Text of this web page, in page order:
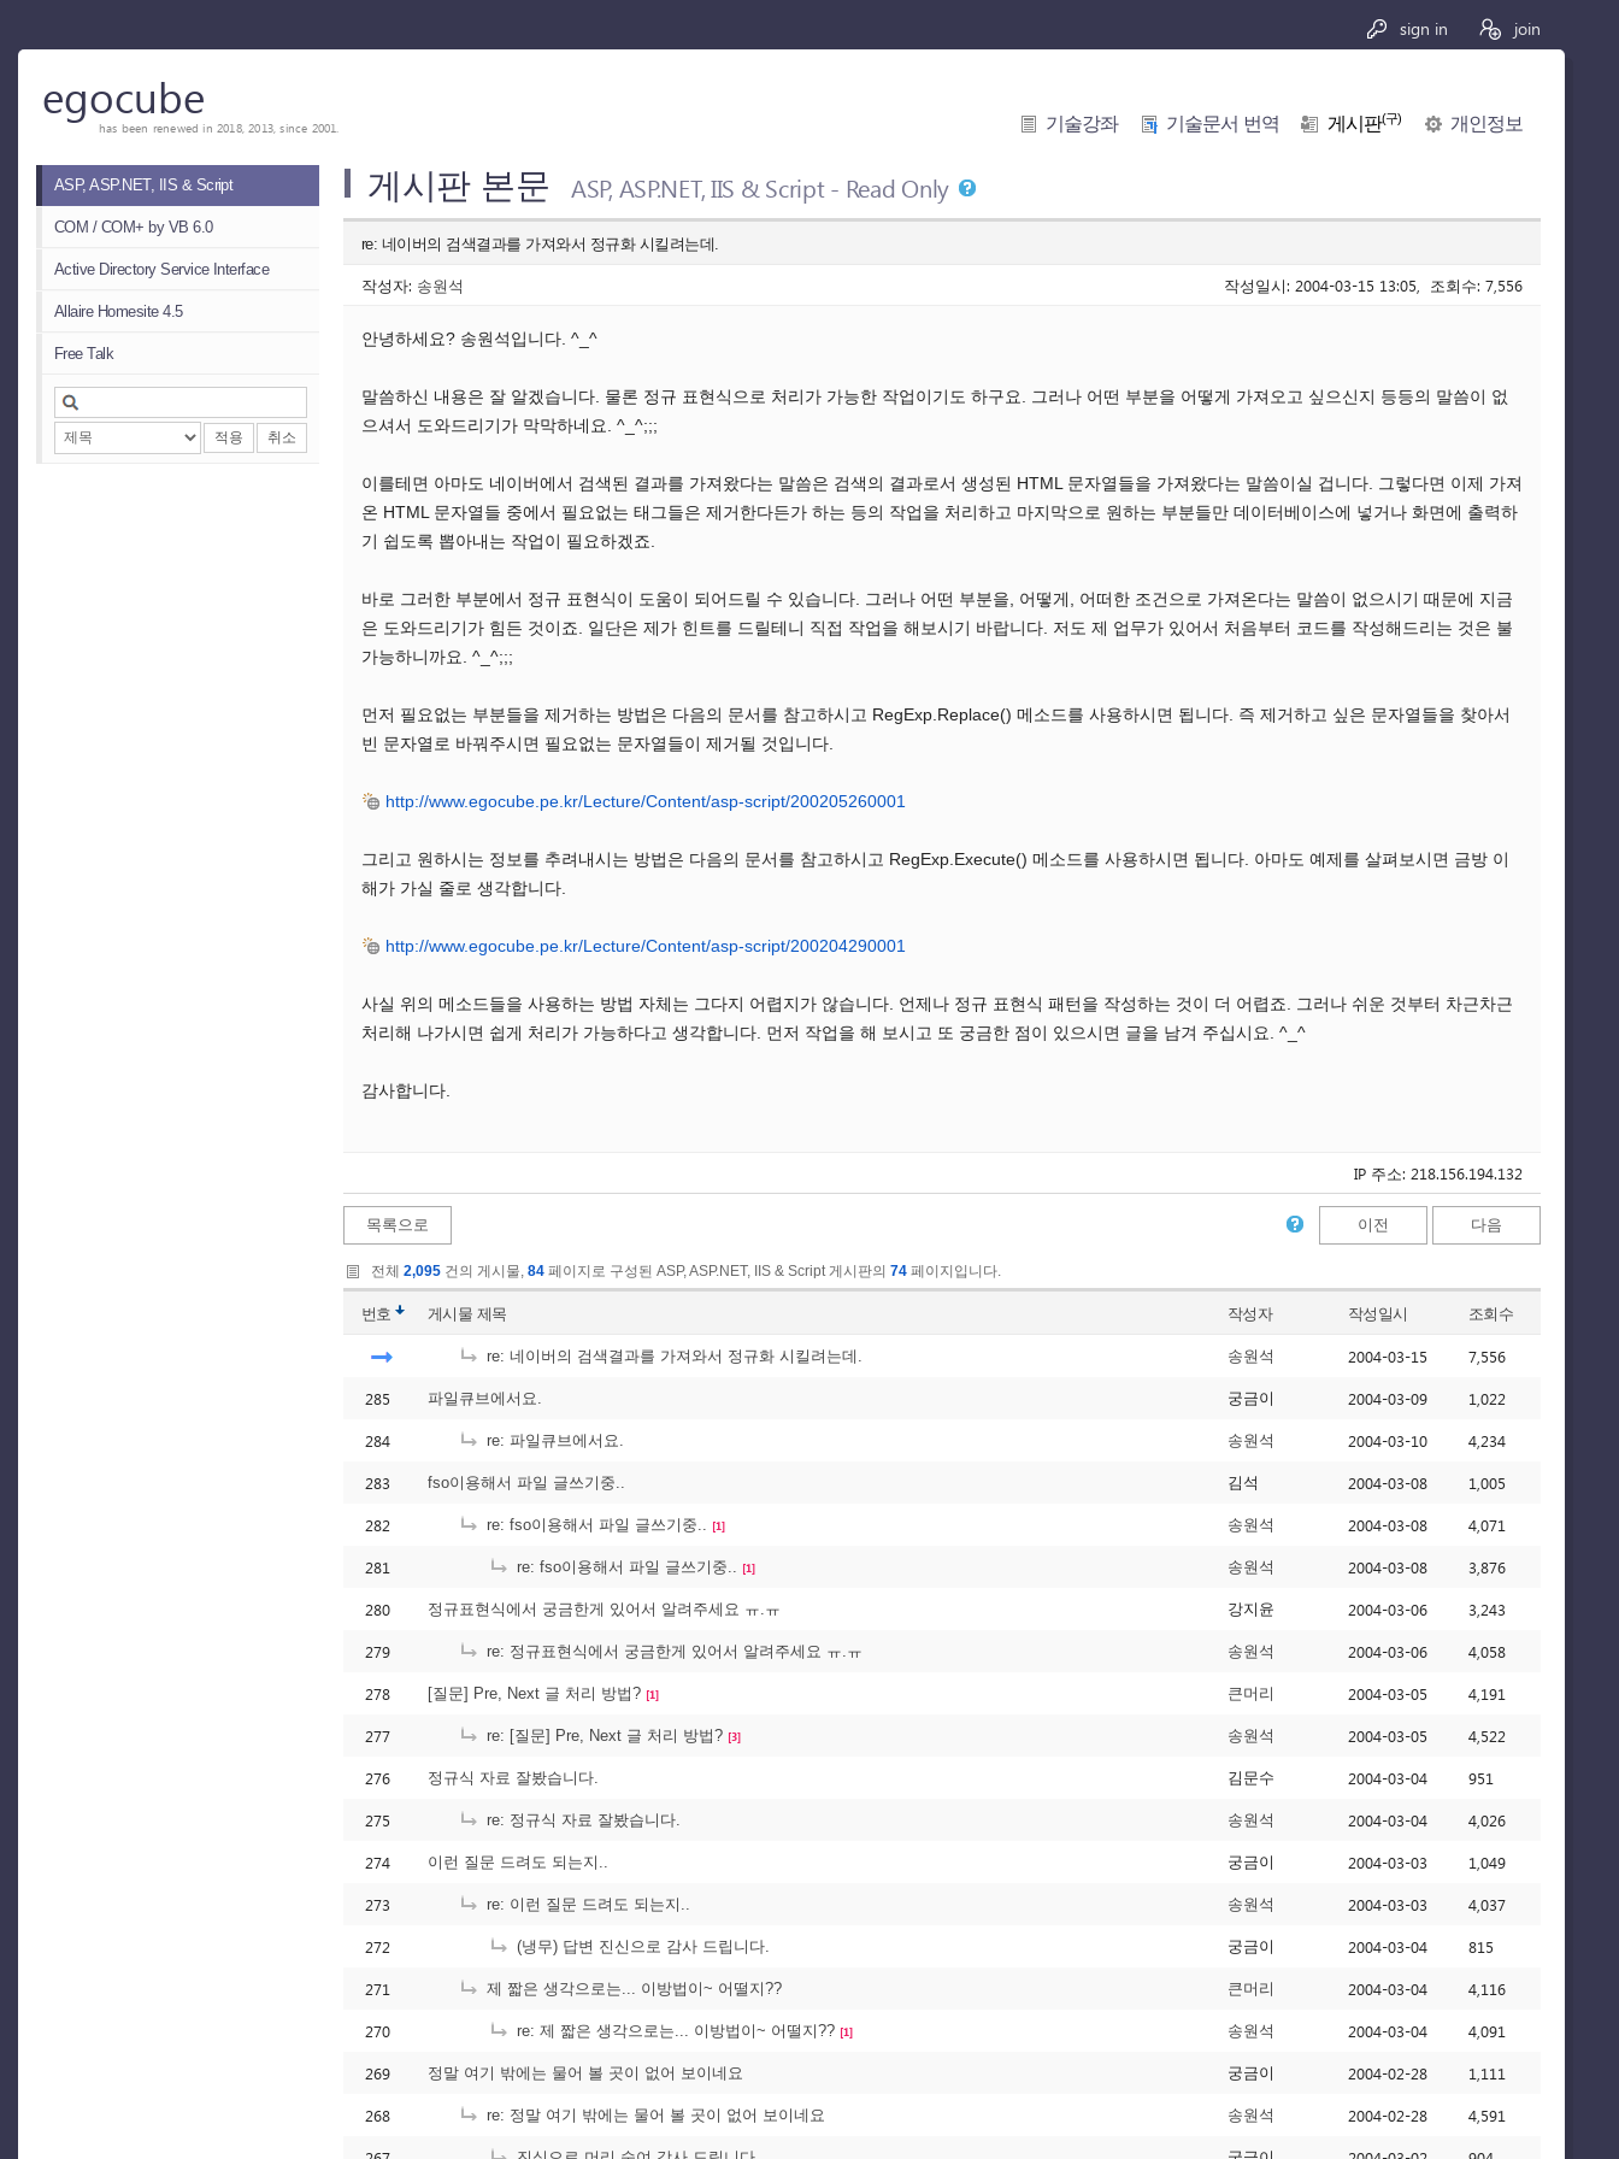
sign in join
egocube
has been renewed in 2018, 2013, since 2001. 기술강좌 기술문서 번역 게시판(구) 개인정보
ASP, ASP.NET, IIS & Script
COM / COM+ by VB 6.0
Active Directory Service Interface
Allaire Homesite 4.5
Free Talk
적용 취소
게시판 본문 ASP, ASP.NET, IIS & Script - Read Only
re: 네이버의 검색결과를 가져와서 정규화 시킬려는데.
작성자: 송원석 작성일시: 2004-03-15 13:05, 조회수: 7,556
안녕하세요? 송원석입니다. ^_^
말씀하신 내용은 잘 알겠습니다. 물론 정규 표현식으로 처리가 가능한 작업이기도 하구요. 그러나 어떤 부분을 어떻게 가져오고 싶으신지 등등의 말씀이 없
으셔서 도와드리기가 막막하네요. ^_^;;;
이를테면 아마도 네이버에서 검색된 결과를 가져왔다는 말씀은 검색의 결과로서 생성된 HTML 문자열들을 가져왔다는 말씀이실 겁니다. 그렇다면 이제 가져
온 HTML 문자열들 중에서 필요없는 태그들은 제거한다든가 하는 등의 작업을 처리하고 마지막으로 원하는 부분들만 데이터베이스에 넣거나 화면에 출력하
기 쉽도록 뽑아내는 작업이 필요하겠죠.
바로 그러한 부분에서 정규 표현식이 도움이 되어드릴 수 있습니다. 그러나 어떤 부분을, 어떻게, 어떠한 조건으로 가져온다는 말씀이 없으시기 때문에 지금
은 도와드리기가 힘든 것이죠. 일단은 제가 힌트를 드릴테니 직접 작업을 해보시기 바랍니다. 저도 제 업무가 있어서 처음부터 코드를 작성해드리는 것은 불
가능하니까요. ^_^;;;
먼저 필요없는 부분들을 제거하는 방법은 다음의 문서를 참고하시고 RegExp.Replace() 메소드를 사용하시면 됩니다. 즉 제거하고 싶은 문자열들을 찾아서
빈 문자열로 바꿔주시면 필요없는 문자열들이 제거될 것입니다.
http://www.egocube.pe.kr/Lecture/Content/asp-script/200205260001
그리고 원하시는 정보를 추려내시는 방법은 다음의 문서를 참고하시고 RegExp.Execute() 메소드를 사용하시면 됩니다. 아마도 예제를 살펴보시면 금방 이
해가 가실 줄로 생각합니다.
http://www.egocube.pe.kr/Lecture/Content/asp-script/200204290001
사실 위의 메소드들을 사용하는 방법 자체는 그다지 어렵지가 않습니다. 언제나 정규 표현식 패턴을 작성하는 것이 더 어렵죠. 그러나 쉬운 것부터 차근차근
처리해 나가시면 쉽게 처리가 가능하다고 생각합니다. 먼저 작업을 해 보시고 또 궁금한 점이 있으시면 글을 남겨 주십시요. ^_^
감사합니다.
IP 주소: 218.156.194.132
목록으로 이전 다음
전체 2,095 건의 게시물, 84 페이지로 구성된 ASP, ASP.NET, IIS & Script 게시판의 74 페이지입니다.
번호 게시물 제목 작성자 작성일시 조회수
re: 네이버의 검색결과를 가져와서 정규화 시킬려는데. 송원석 2004-03-15 7,556
285 파일큐브에서요. 궁금이 2004-03-09 1,022
284 re: 파일큐브에서요. 송원석 2004-03-10 4,234
283 fso이용해서 파일 글쓰기중.. 김석 2004-03-08 1,005
282 re: fso이용해서 파일 글쓰기중.. [1] 송원석 2004-03-08 4,071
281 re: fso이용해서 파일 글쓰기중.. [1] 송원석 2004-03-08 3,876
280 정규표현식에서 궁금한게 있어서 알려주세요 ㅠ.ㅠ 강지윤 2004-03-06 3,243
279 re: 정규표현식에서 궁금한게 있어서 알려주세요 ㅠ.ㅠ 송원석 2004-03-06 4,058
278 [질문] Pre, Next 글 처리 방법? [1] 큰머리 2004-03-05 4,191
277 re: [질문] Pre, Next 글 처리 방법? [3] 송원석 2004-03-05 4,522
276 정규식 자료 잘봤습니다. 김문수 2004-03-04 951
275 re: 정규식 자료 잘봤습니다. 송원석 2004-03-04 4,026
274 이런 질문 드려도 되는지.. 궁금이 2004-03-03 1,049
273 re: 이런 질문 드려도 되는지.. 송원석 2004-03-03 4,037
272 (냉무) 답변 진신으로 감사 드립니다. 궁금이 2004-03-04 815
271 제 짧은 생각으로는... 이방법이~ 어떨지?? 큰머리 2004-03-04 4,116
270 re: 제 짧은 생각으로는... 이방법이~ 어떨지?? [1] 송원석 2004-03-04 4,091
269 정말 여기 밖에는 물어 볼 곳이 없어 보이네요 궁금이 2004-02-28 1,111
268 re: 정말 여기 밖에는 물어 볼 곳이 없어 보이네요 송원석 2004-02-28 4,591